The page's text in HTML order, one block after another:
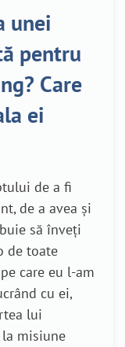
unei
pentru
Care
ei
de a fi
de a avea și
să înveți
de toate
care eu l-am
cu ei,
lui
la misiune